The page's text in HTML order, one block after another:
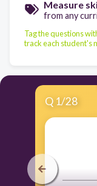
Measure
from any
Tag the questions
track each student's
Q 1/28